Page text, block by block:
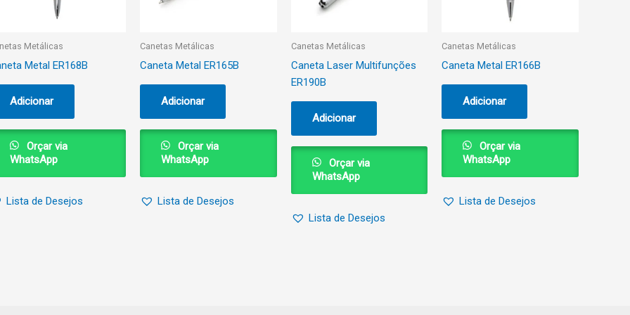
Metálicas
Metal ER168B
Adicionar
Orçar via
WhatsApp
Lista de Desejos
Canetas Metálicas
Caneta Metal ER165B
Adicionar
Orçar via
WhatsApp
Lista de Desejos
Canetas Metálicas
Caneta Laser Multifunções
ER190B
Adicionar
Orçar via
WhatsApp
Lista de Desejos
Canetas Metálicas
Caneta Metal ER166B
Adicionar
Orçar via
WhatsApp
Lista de Desejos